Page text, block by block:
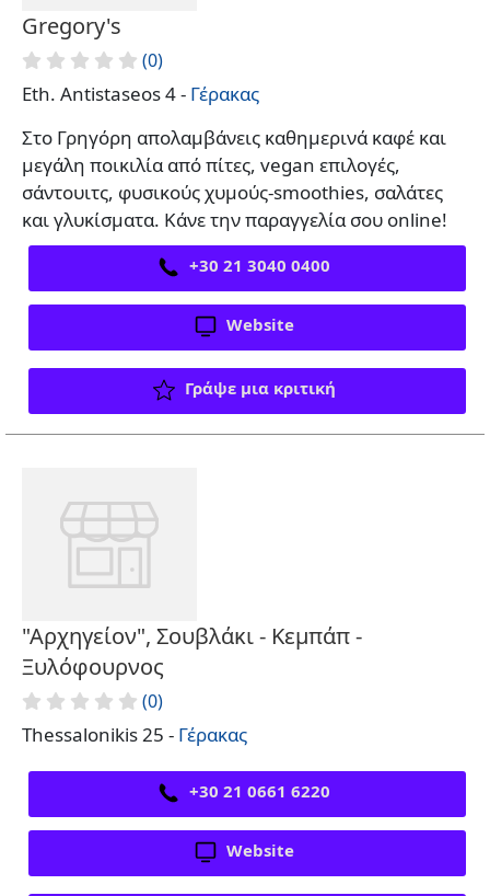
Gregory's
(0)
Eth. Antistaseos 4 - Γέρακας
Στο Γρηγόρη απολαμβάνεις καθημερινά καφέ και
μεγάλη ποικιλία από πίτες, vegan επιλογές,
σάντουιτς, φυσικούς χυμούς-smoothies, σαλάτες
και γλυκίσματα. Κάνε την παραγγελία σου online!
+30 21 3040 0400
Website
Γράψε μια κριτική
"Αρχηγείον", Σουβλάκι - Κεμπάπ -
Ξυλόφουρνος
(0)
Thessalonikis 25 - Γέρακας
+30 21 0661 6220
Website